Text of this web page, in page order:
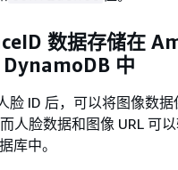
数据存储在
中
脸 ID 后，可以将图像数据
人脸数据和图像 URL 可
库中。